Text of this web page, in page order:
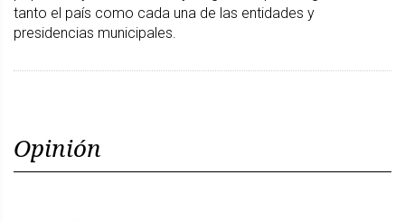
tanto el país como cada una de las entidades y
presidencias municipales.
Opinión